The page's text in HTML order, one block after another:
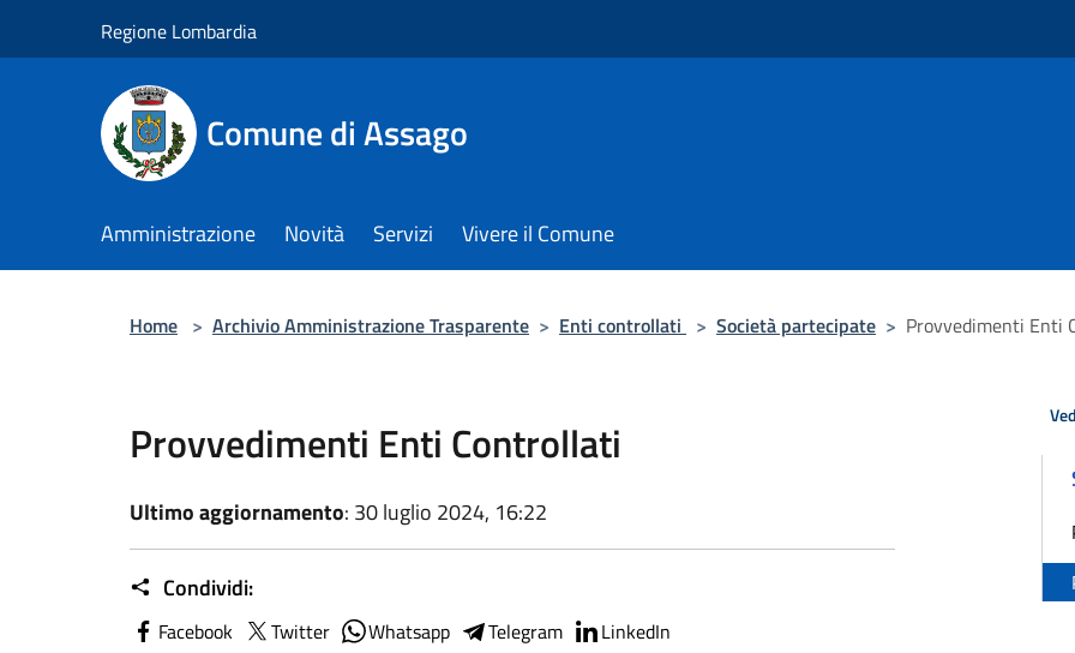
Regione Lombardia
Comune di Assago
Amministrazione Novità Servizi Vivere il Comune
Home > Archivio Amministrazione Trasparente > Enti controllati > Società partecipate > Provvedimenti Enti
Provvedimenti Enti Controllati
Ultimo aggiornamento: 30 luglio 2024, 16:22
Condividi:
Facebook Twitter Whatsapp Telegram LinkedIn